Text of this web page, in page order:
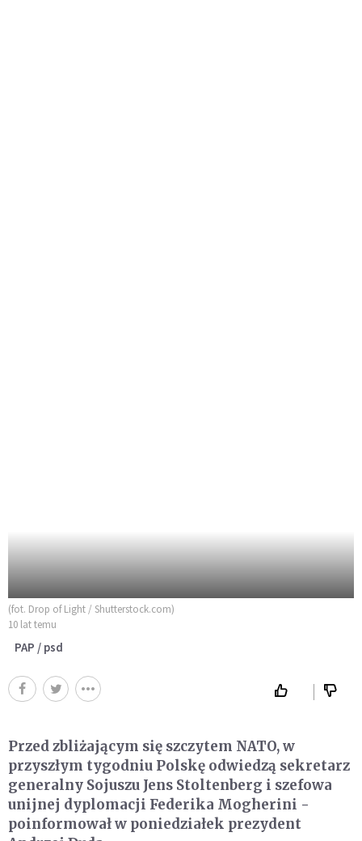
(fot. Drop of Light / Shutterstock.com)
10 lat temu
PAP / psd
Przed zbliżającym się szczytem NATO, w
przyszłym tygodniu Polskę odwiedzą sekretarz
generalny Sojuszu Jens Stoltenberg i szefowa
unijnej dyplomacji Federika Mogherini -
poinformował w poniedziałek prezydent